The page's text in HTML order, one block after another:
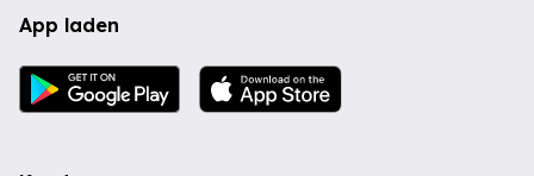
App laden